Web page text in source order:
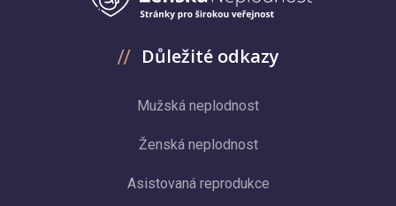
Důležité odkazy
Mužská neplodnost
Ženská neplodnost
Asistovaná reprodukce